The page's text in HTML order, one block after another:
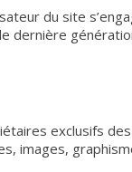
du site
dernière
exclusifs
images,